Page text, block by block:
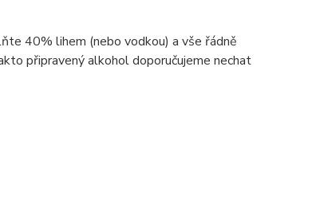
40% lihem (nebo vodkou) a vše řádně
připravený alkohol doporučujeme nechat